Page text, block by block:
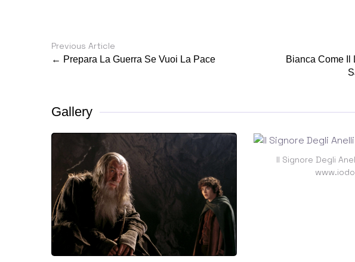
Previous Article
← Prepara La Guerra Se Vuoi La Pace
Bianca Come Il
Gallery
Il Signore Degli